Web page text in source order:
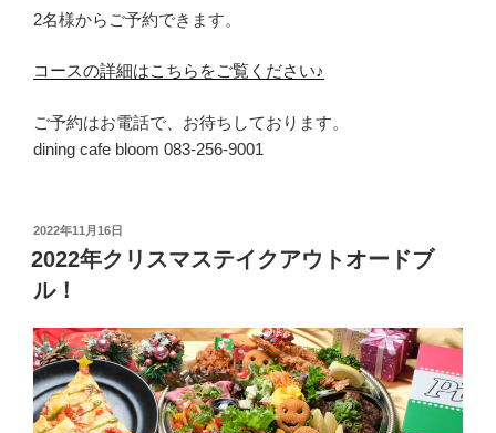
2名様からご予約できます。
コースの詳細はこちらをご覧ください♪
ご予約はお電話で、お待ちしております。
dining cafe bloom 083-256-9001
投
稿
日:
2022年11月16日
2022年クリスマステイクアウトオードブ
ル！